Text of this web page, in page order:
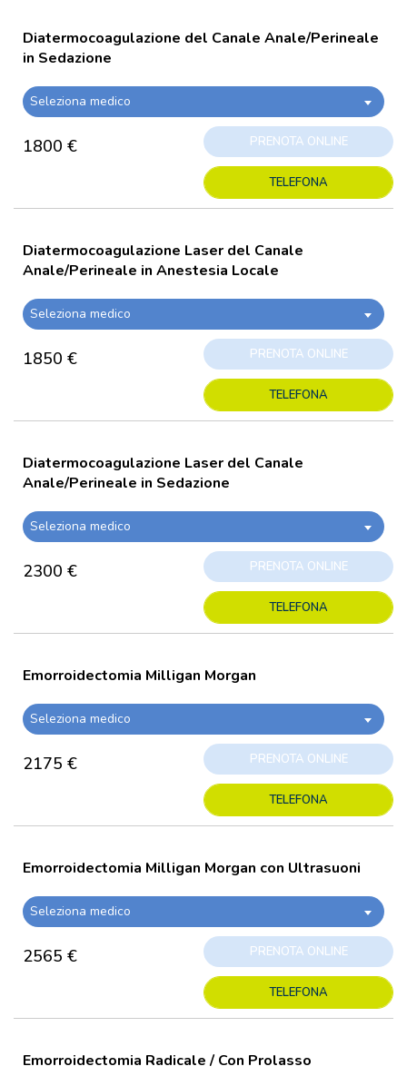
Diatermocoagulazione del Canale Anale/Perineale
in Sedazione
Seleziona medico
1800 € PRENOTA ONLINE
TELEFONA
Diatermocoagulazione Laser del Canale
Anale/Perineale in Anestesia Locale
Seleziona medico
1850 € PRENOTA ONLINE
TELEFONA
Diatermocoagulazione Laser del Canale
Anale/Perineale in Sedazione
Seleziona medico
2300 € PRENOTA ONLINE
TELEFONA
Emorroidectomia Milligan Morgan
Seleziona medico
2175 € PRENOTA ONLINE
TELEFONA
Emorroidectomia Milligan Morgan con Ultrasuoni
Seleziona medico
2565 € PRENOTA ONLINE
TELEFONA
Emorroidectomia Radicale / Con Prolasso